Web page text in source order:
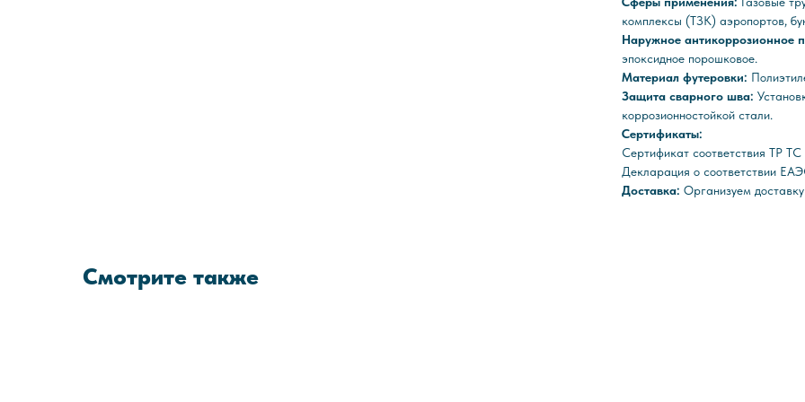
комплексы (ТЗК) аэропортов,
Наружное антикоррозионное
эпоксидное порошковое.
Материал футеровки:
Защита сварного шва:
коррозионностойкой стали.
Сертификаты:
Сертификат соответствия ТР
Декларация о соответствии
Доставка: Организуем
Смотрите также